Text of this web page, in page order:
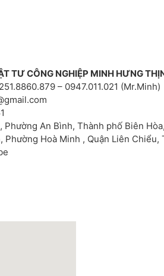
TƯ CÔNG NGHIỆP MINH HƯNG
– 0947.011.021 (Mr.Minh)
Phường An Bình, Thành phố Biên
Phường Hoà Minh , Quận Liên Chiểu,